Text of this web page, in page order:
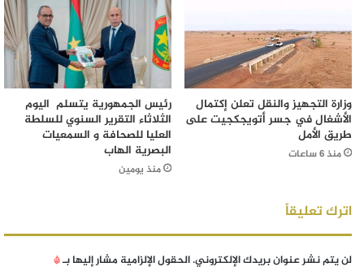
وزارة التجهيز والنقل تعلن إكتمال
الأشغال في جسر أتويجكجيت على
طريق الأمل
منذ 6 ساعات
رئيس الجمهورية يتسلم اليوم
الثلاثاء التقرير السنوي للسلطة
العليا للصحافة و السمعيات
البصرية الهاب
منذ يومين
اترك تعليقاً
لن يتم نشر عنوان بريدك الإلكتروني.الحقول الإلزامية مشار إليها بـ*